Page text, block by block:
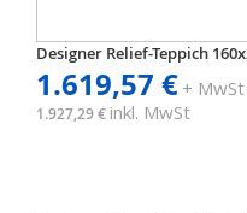
Designer Relief-Teppich
1.619,57 €+ MwSt
1.927,29 € inkl. MwSt